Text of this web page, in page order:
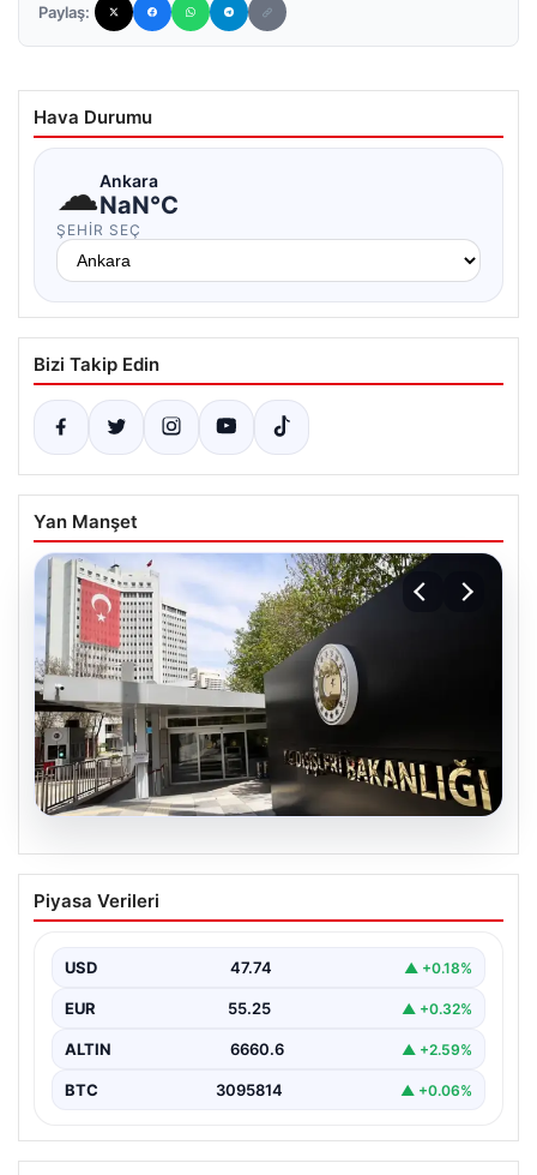
Paylaş:
Hava Durumu
☁Ankara
NaN°C
ŞEHIR SEÇ
Bizi Takip Edin
Yan Manşet
07.08.2026
Dışişleri Sözcüsü Keçeli’den
Yunanistan açıklaması. “Ülkemiz
doğurmayacaktır”
Piyasa Verileri
USD 47.74 ▲ +0.18%
EUR 55.25 ▲ +0.32%
ALTIN 6660.6 ▲ +2.59%
BTC 3095814 ▲ +0.06%